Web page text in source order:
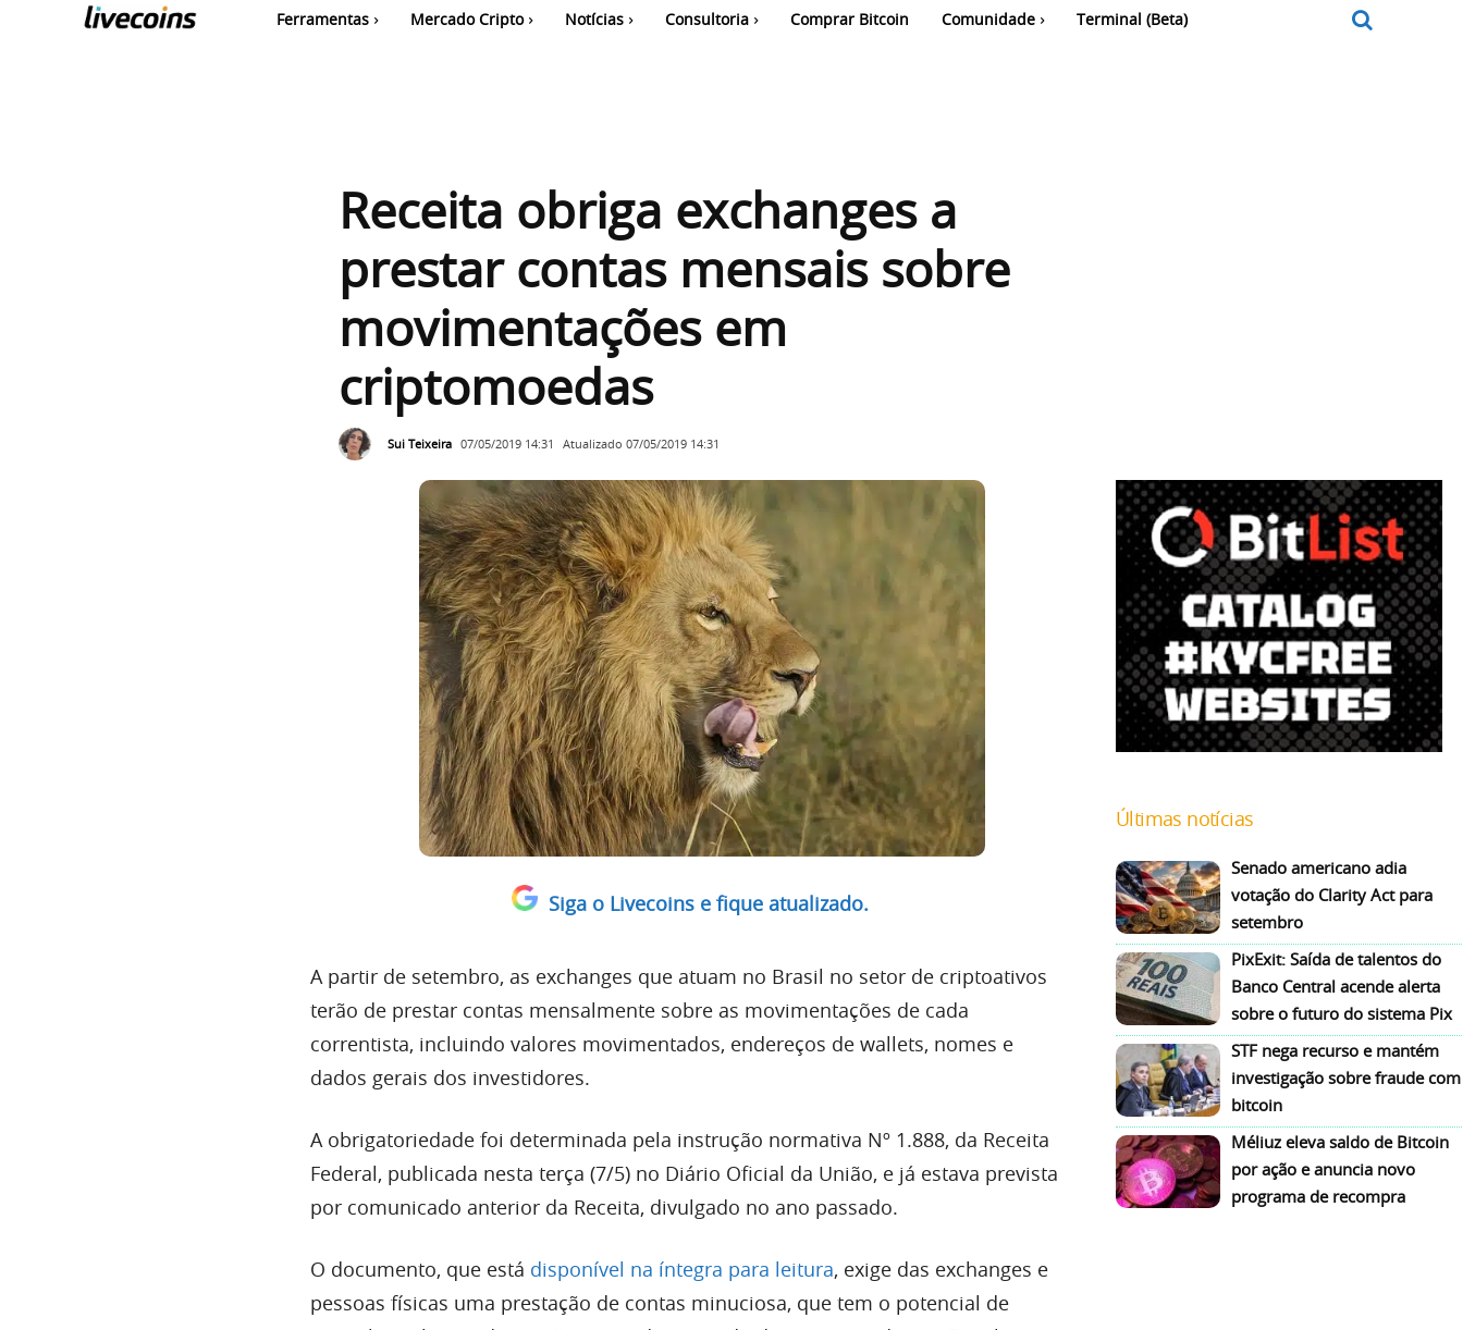
Ferramentas Mercado Cripto Notícias Consultoria Comprar Bitcoin Comunidade Terminal (Beta)
Receita obriga exchanges a
prestar contas mensais sobre
movimentações em
criptomoedas
Sui Teixeira 07/05/2019 14:31 Atualizado 07/05/2019 14:31
Siga o Livecoins e fique atualizado.
A partir de setembro, as exchanges que atuam no Brasil no setor de criptoativos
terão de prestar contas mensalmente sobre as movimentações de cada
correntista, incluindo valores movimentados, endereços de wallets, nomes e
dados gerais dos investidores.
A obrigatoriedade foi determinada pela instrução normativa Nº 1.888, da Receita
Federal, publicada nesta terça (7/5) no Diário Oficial da União, e já estava prevista
por comunicado anterior da Receita, divulgado no ano passado.
O documento, que está disponível na íntegra para leitura, exige das exchanges e
pessoas físicas uma prestação de contas minuciosa, que tem o potencial de
Últimas notícias
Senado americano adia
votação do Clarity Act para
setembro
PixExit: Saída de talentos do
Banco Central acende alerta
sobre o futuro do sistema Pix
STF nega recurso e mantém
investigação sobre fraude com
bitcoin
Méliuz eleva saldo de Bitcoin
por ação e anuncia novo
programa de recompra